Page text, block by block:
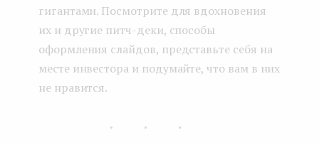
гигантами. Посмотрите для вдохновения
их и другие питч-деки, способы
оформления слайдов, представьте себя на
месте инвестора и подумайте, что вам в них
не нравится.
...